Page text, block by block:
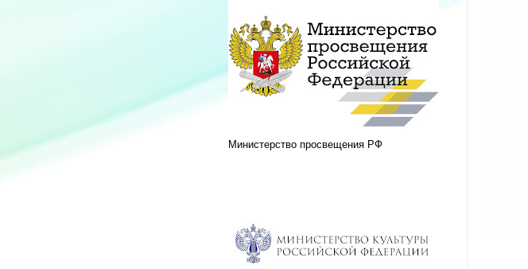
Министерство просвещения РФ